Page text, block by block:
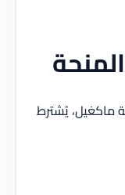
ماكغيل، يُشترط